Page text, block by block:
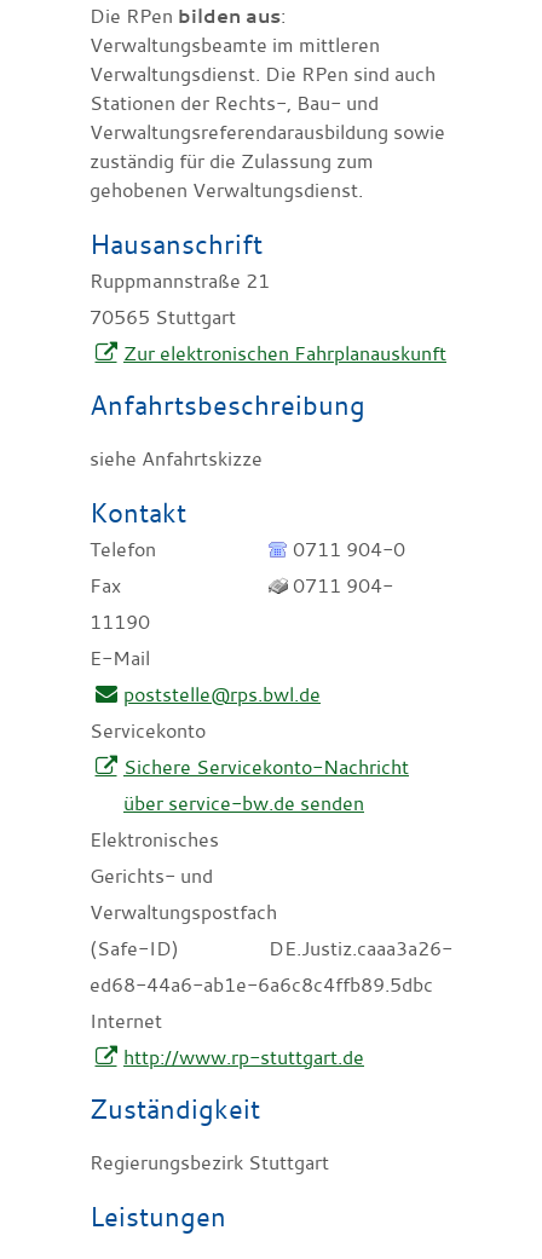
Die RPen bilden aus:
Verwaltungsbeamte im mittleren
Verwaltungsdienst. Die RPen sind auch
Stationen der Rechts-, Bau- und
Verwaltungsreferendarausbildung sowie
zuständig für die Zulassung zum
gehobenen Verwaltungsdienst.
Hausanschrift
Ruppmannstraße 21
70565 Stuttgart
Zur elektronischen Fahrplanauskunft
Anfahrtsbeschreibung
siehe Anfahrtskizze
Kontakt
Telefon
0711 904-0
Fax
0711 904-
11190
E-Mail
poststelle@rps.bwl.de
Servicekonto
Sichere Servicekonto-Nachricht
über service-bw.de senden
Elektronisches
Gerichts- und
Verwaltungspostfach
(Safe-ID)
DE.Justiz.caaa3a26-
ed68-44a6-ab1e-6a6c8c4ffb89.5dbc
Internet
http://www.rp-stuttgart.de
Zuständigkeit
Regierungsbezirk Stuttgart
Leistungen